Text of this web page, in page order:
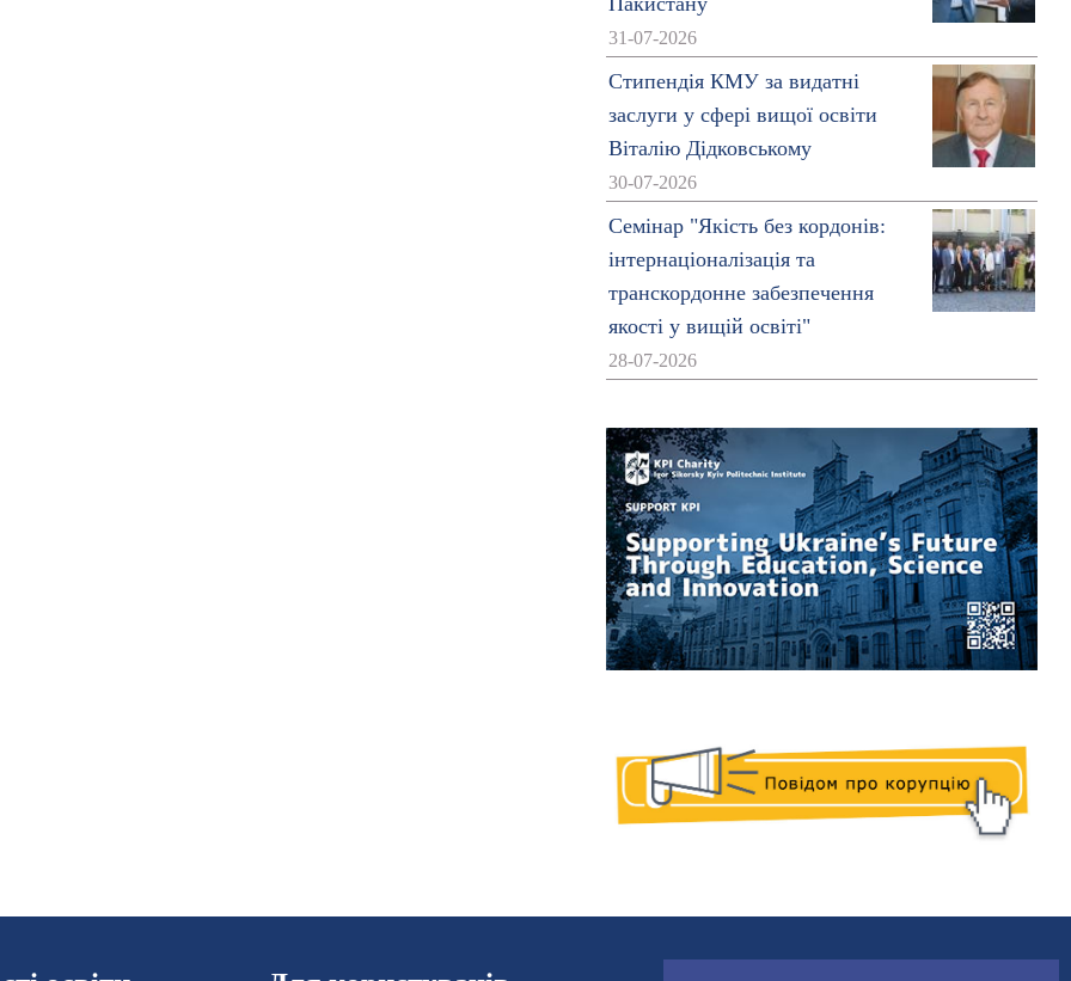
31-07-2026
Стипендія КМУ за видатні
заслуги у сфері вищої освіти
Віталію Дідковському
30-07-2026
Семінар "Якість без кордонів:
інтернаціоналізація та
транскордонне забезпечення
якості у вищій освіті"
28-07-2026